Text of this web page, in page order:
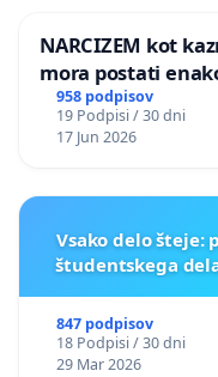
NARCIZEM kot
mora postati
nasilje
958 podpisov
19 Podpisi / 30 dni
17 Jun 2026
Vsako delo šteje:
študentskega
847 podpisov
18 Podpisi / 30 dni
29 Mar 2026